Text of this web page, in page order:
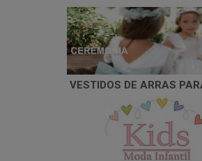
VESTIDOS DE ARRAS